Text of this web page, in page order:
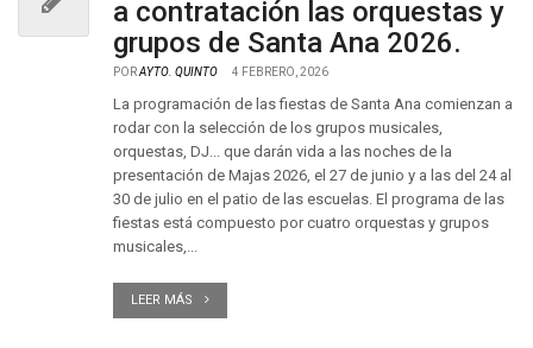
a contratación las orquestas y
grupos de Santa Ana 2026.
PORAYTO. QUINTO 4 FEBRERO, 2026
La programación de las fiestas de Santa Ana comienzan a
rodar con la selección de los grupos musicales,
orquestas, DJ... que darán vida a las noches de la
presentación de Majas 2026, el 27 de junio y a las del 24 al
30 de julio en el patio de las escuelas. El programa de las
fiestas está compuesto por cuatro orquestas y grupos
musicales,...
LEER MÁS